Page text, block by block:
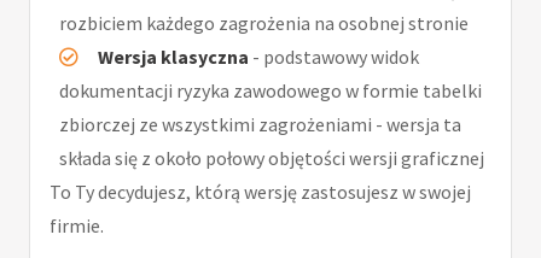
rozbiciem każdego zagrożenia na osobnej stronie
Wersja klasyczna - podstawowy widok
dokumentacji ryzyka zawodowego w formie tabelki
zbiorczej ze wszystkimi zagrożeniami - wersja ta
składa się z około połowy objętości wersji graficznej
To Ty decydujesz, którą wersję zastosujesz w swojej
firmie.